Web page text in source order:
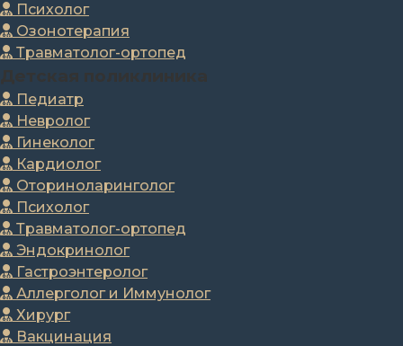
Психолог
Озонотерапия
Травматолог-ортопед
Детская поликлиника
Педиатр
Невролог
Гинеколог
Кардиолог
Оториноларинголог
Психолог
Травматолог-ортопед
Эндокринолог
Гастроэнтеролог
Аллерголог и Иммунолог
Хирург
Вакцинация